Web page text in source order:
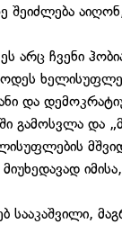
აიღონ,
არც ჩვენი
და
გამოსვლა და
სააკაშვილი,